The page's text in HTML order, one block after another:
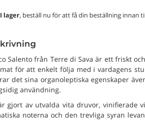
I lager, beställ nu för att få din beställning innan
Salento från Terre di Sava är ett friskt
för att enkelt följa med i vardagens
det sina organoleptiska egenskaper
användning.
gjort av utvalda vita druvor, vinifierade
noterna och den trevliga syran